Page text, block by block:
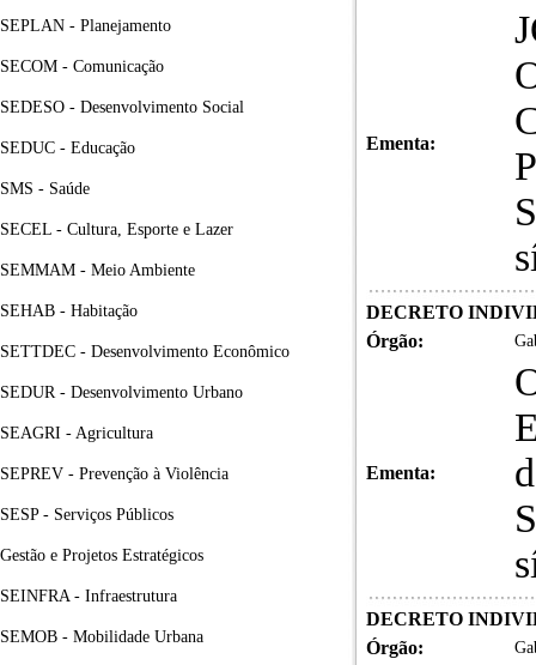
SEPLAN - Planejamento
SECOM - Comunicação
SEDESO - Desenvolvimento Social
SEDUC - Educação
SMS - Saúde
SECEL - Cultura, Esporte e Lazer
SEMMAM - Meio Ambiente
SEHAB - Habitação
SETTDEC - Desenvolvimento Econômico
SEDUR - Desenvolvimento Urbano
SEAGRI - Agricultura
SEPREV - Prevenção à Violência
SESP - Serviços Públicos
Gestão e Projetos Estratégicos
SEINFRA - Infraestrutura
SEMOB - Mobilidade Urbana
Ementa:
DECRETO
Órgão:
Ementa:
DECRETO
Órgão: